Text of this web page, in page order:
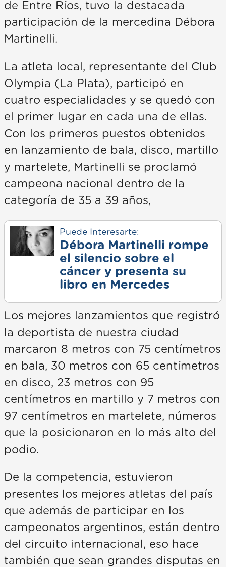
de Entre Ríos, tuvo la destacada
participación de la mercedina Débora
Martinelli.
La atleta local, representante del Club
Olympia (La Plata), participó en
cuatro especialidades y se quedó con
el primer lugar en cada una de ellas.
Con los primeros puestos obtenidos
en lanzamiento de bala, disco, martillo
y martelete, Martinelli se proclamó
campeona nacional dentro de la
categoría de 35 a 39 años,
Puede Interesarte:
Débora Martinelli rompe
el silencio sobre el
cáncer y presenta su
libro en Mercedes
Los mejores lanzamientos que registró
la deportista de nuestra ciudad
marcaron 8 metros con 75 centímetros
en bala, 30 metros con 65 centímetros
en disco, 23 metros con 95
centímetros en martillo y 7 metros con
97 centímetros en martelete, números
que la posicionaron en lo más alto del
podio.
De la competencia, estuvieron
presentes los mejores atletas del país
que además de participar en los
campeonatos argentinos, están dentro
del circuito internacional, eso hace
también que sean grandes disputas en